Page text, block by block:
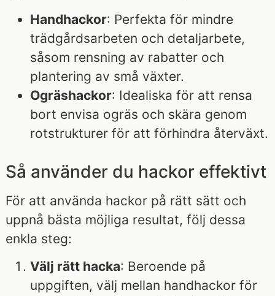
Handhackor: Perfekta för mindre
trädgårdsarbeten och detaljarbete,
såsom rensning av rabatter och
plantering av små växter.
Ogräshackor: Idealiska för att rensa
bort envisa ogräs och skära genom
rotstrukturer för att förhindra återväxt.
Så använder du hackor effektivt
För att använda hackor på rätt sätt och
uppnå bästa möjliga resultat, följ dessa
enkla steg:
Välj rätt hacka: Beroende på
uppgiften, välj mellan handhackor för